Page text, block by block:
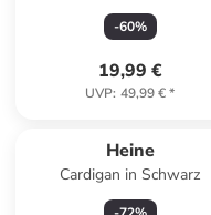
-60%
19,99 €
UVP: 49,99 €*
Heine
Cardigan in Schwarz